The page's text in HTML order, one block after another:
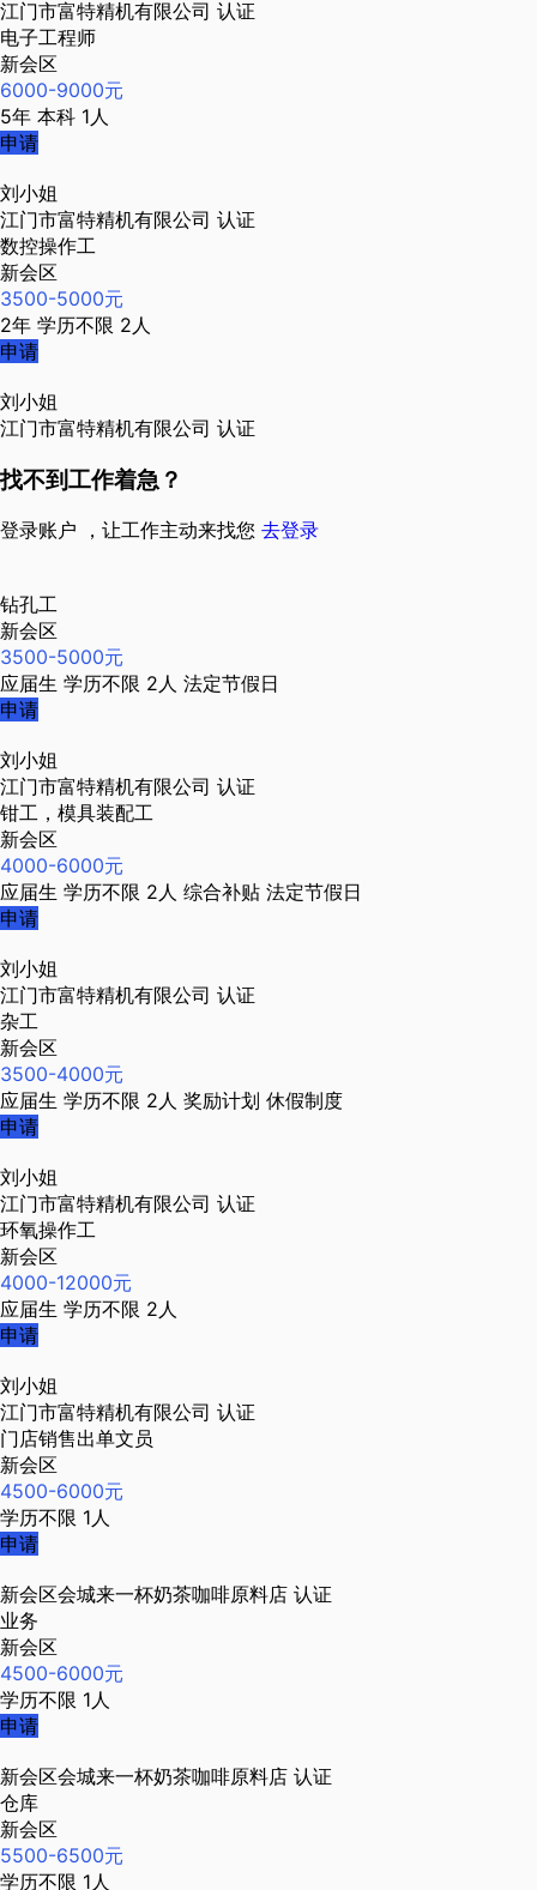
江门市富特精机有限公司 认证
电子工程师
新会区
6000-9000元
5年 本科 1人
申请
刘小姐
江门市富特精机有限公司 认证
数控操作工
新会区
3500-5000元
2年 学历不限 2人
申请
刘小姐
江门市富特精机有限公司 认证
找不到工作着急？
登录账户 ，让工作主动来找您 去登录
钻孔工
新会区
3500-5000元
应届生 学历不限 2人 法定节假日
申请
刘小姐
江门市富特精机有限公司 认证
钳工，模具装配工
新会区
4000-6000元
应届生 学历不限 2人 综合补贴 法定节假日
申请
刘小姐
江门市富特精机有限公司 认证
杂工
新会区
3500-4000元
应届生 学历不限 2人 奖励计划 休假制度
申请
刘小姐
江门市富特精机有限公司 认证
环氧操作工
新会区
4000-12000元
应届生 学历不限 2人
申请
刘小姐
江门市富特精机有限公司 认证
门店销售出单文员
新会区
4500-6000元
学历不限 1人
申请
新会区会城来一杯奶茶咖啡原料店 认证
业务
新会区
4500-6000元
学历不限 1人
申请
新会区会城来一杯奶茶咖啡原料店 认证
仓库
新会区
5500-6500元
学历不限 1人